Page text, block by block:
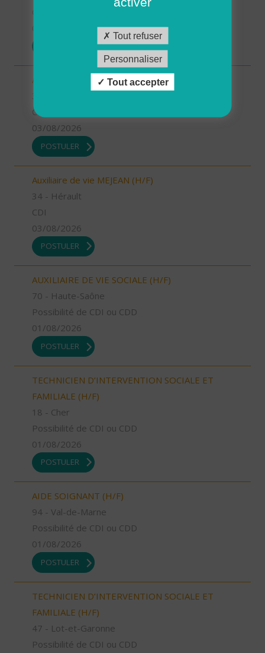
Aide à domicile MEJEAN (H/F)
CDD
03/08/2026
POSTULER
Auxiliaire de vie MEJEAN (H/F)
34 - Hérault
CDI
03/08/2026
POSTULER
AUXILIAIRE DE VIE SOCIALE (H/F)
70 - Haute-Saône
Possibilité de CDI ou CDD
01/08/2026
POSTULER
TECHNICIEN D’INTERVENTION SOCIALE ET
FAMILIALE (H/F)
18 - Cher
Possibilité de CDI ou CDD
01/08/2026
POSTULER
AIDE SOIGNANT (H/F)
94 - Val-de-Marne
Possibilité de CDI ou CDD
01/08/2026
POSTULER
TECHNICIEN D’INTERVENTION SOCIALE ET
FAMILIALE (H/F)
47 - Lot-et-Garonne
Possibilité de CDI ou CDD
Tout refuser
Personnaliser
Tout accepter